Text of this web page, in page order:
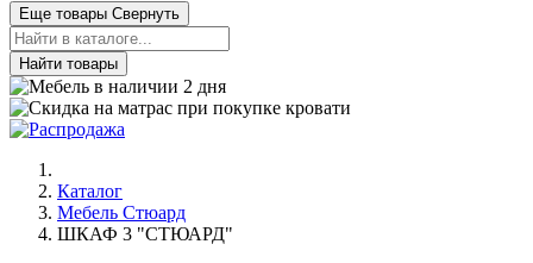
Еще товары Свернуть
Найти товары
Каталог
Мебель Стюард
ШКАФ 3 "СТЮАРД"